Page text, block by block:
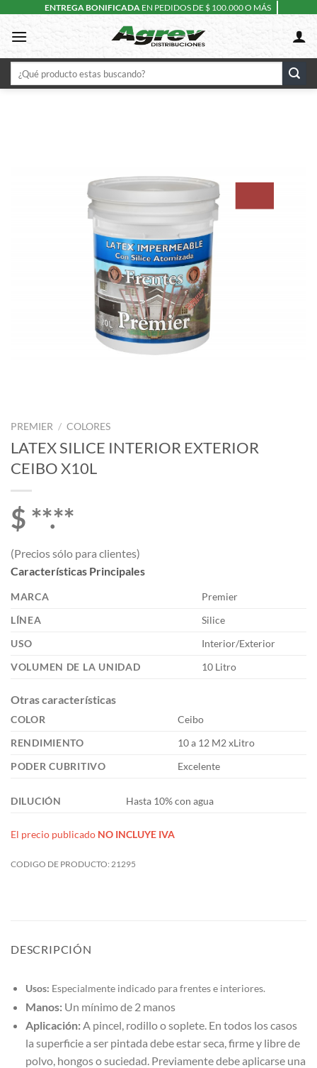
content
ENTREGA BONIFICADA EN PEDIDOS DE $ 100.000 O MÁS
Buscar
por:
PREMIER / COLORES
LATEX SILICE INTERIOR EXTERIOR
CEIBO X10L
$ **.**
(Precios sólo para clientes)
Características Principales
MARCA
Premier
LÍNEA
Silice
USO
Interior/Exterior
VOLUMEN DE LA UNIDAD
10 Litro
Otras características
COLOR
Ceibo
RENDIMIENTO
10 a 12 M2 xLitro
PODER CUBRITIVO
Excelente
DILUCIÓN Hasta 10% con agua
El precio publicado NO INCLUYE IVA
CODIGO DE PRODUCTO: 21295
DESCRIPCIÓN
Usos: Especialmente indicado para frentes e interiores.
Manos:Un mínimo de 2 manos
Aplicación: A pincel, rodillo o soplete. En todos los casos
la superficie a ser pintada debe estar seca, firme y libre de
polvo, hongos o suciedad. Previamente debe aplicarse una